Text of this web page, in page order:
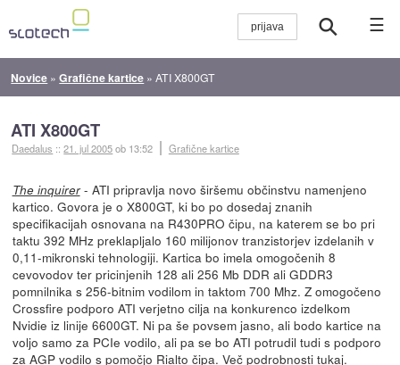
☰
Novice »Grafične kartice »ATI X800GT
ATI X800GT
Daedalus ::21. jul 2005ob 13:52 Grafične kartice
The inquirer- ATI pripravlja novo širšemu občinstvu namenjeno
kartico. Govora je o X800GT, ki bo po dosedaj znanih
specifikacijah osnovana na R430PRO čipu, na katerem se bo pri
taktu 392 MHz preklapljalo 160 milijonov tranzistorjev izdelanih v
0,11-mikronski tehnologiji. Kartica bo imela omogočenih 8
cevovodov ter pricinjenih 128 ali 256 Mb DDR ali GDDR3
pomnilnika s 256-bitnim vodilom in taktom 700 Mhz. Z omogočeno
Crossfire podporo ATI verjetno cilja na konkurenco izdelkom
Nvidie iz linije 6600GT. Ni pa še povsem jasno, ali bodo kartice na
voljo samo za PCIe vodilo, ali pa se bo ATI potrudil tudi s podporo
za AGP vodilo s pomočjo Rialto čipa. Več podrobnosti tukaj.